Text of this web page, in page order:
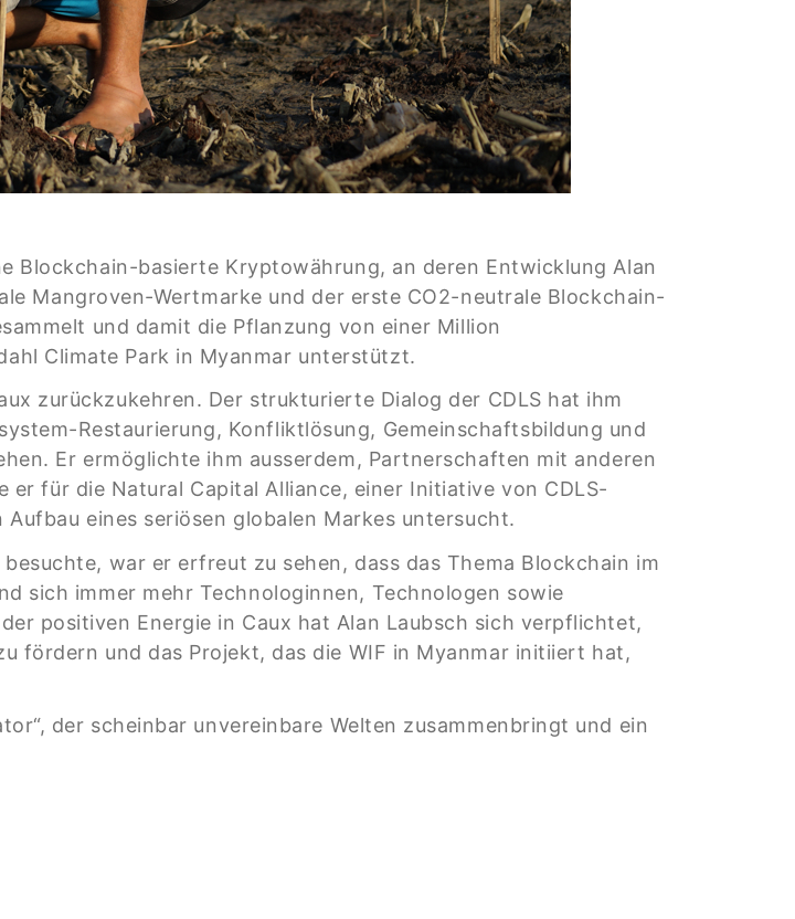
Blockchain-basierte Kryptowährung, an deren Entwicklung Alan
Mangroven-Wertmarke und der erste CO2-neutrale Blockchain-
und damit die Pflanzung von einer Million
Climate Park in Myanmar unterstützt.
zurückzukehren. Der strukturierte Dialog der CDLS hat ihm
Restaurierung, Konfliktlösung, Gemeinschaftsbildung und
Er ermöglichte ihm ausserdem, Partnerschaften mit anderen
für die Natural Capital Alliance, einer Initiative von CDLS-
eines seriösen globalen Markes untersucht.
war er erfreut zu sehen, dass das Thema Blockchain im
sich immer mehr Technologinnen, Technologen sowie
positiven Energie in Caux hat Alan Laubsch sich verpflichtet,
fördern und das Projekt, das die WIF in Myanmar initiiert hat,
der scheinbar unvereinbare Welten zusammenbringt und ein